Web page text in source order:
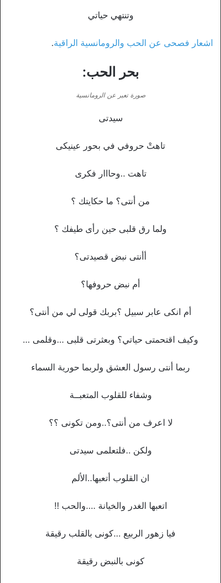
وتنتهي حياتي
اشعار فصحى عن الحب والرومانسية الراقية.
بحر الحب:
صورة تعبر عن الرومانسية
سيدتى
تاهتْ حروفي في بحور عينيكى
تاهت ..وحااار فكرى
من أنتى؟ ما حكايتك ؟
ولما رق قلبى حين رأى طيفك ؟
أأنتى نبض قصيدتى؟
أم نبض حروفها؟
أم انكى عابر سبيل ؟بربك قولى لي من أنتى؟
وكيف اقتحمتى حياتي؟ وبعثرتى قلبى …وقلمى …
ربما أنتى رسول العشق ولربما حورية السماء
وشفاء للقلوب المتعبــة
لا اعرف من أنتى؟..ومن تكونى ؟؟
ولكن ..فلتعلمى سيدتى
ان القلوب أتعبها..الألم
اتعبها الغدر والخيانة ….والحب !!
فيا زهور الربيع …كونى بالقلب رقيقة
كونى بالنبض رقيقة